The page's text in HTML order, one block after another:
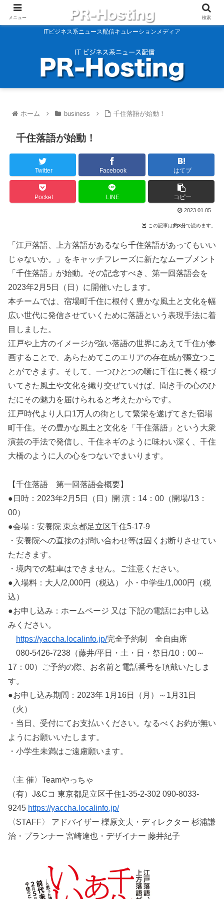
ITビジネス系ニュース配信キュレーションメディア
ホーム business 千住落語が始動！
千住落語が始動！
Twitter Facebook はてブ
Pocket LINE コピー
2023.01.05
この記事は約3分で読めます。
「江戸落語、上方落語があるなら千住落語があってもいい
じゃないか。」をキャッチフレーズに新たなムーブメント
「千住落語」が始動。その記念すべき、第一回落語会を
2023年2月5日（日）に開催いたします。
本チームでは、宿場町千住に根付く豊かな風土と文化を幅
広い世代に発信させていくために落語という表現手法に着
目しました。
江戸や上方のイメージが強い落語の世界にあえて千住が参
画することで、あらためてこのエリアの存在感が際立つこ
とができます。そして、一つひとつの噺に千住に長く根づ
いてきた風土や文化を織り交ぜていけば、聞き手の心のひ
だにその魅力を届けられると考えたからです。
江戸時代より人口1万人の街として繁栄を遂げてきた宿場
町千住。その豊かな風土と文化を「千住落語」という大衆
演芸の手法で発信し、千住ネギのように味わい深く、千住
大橋のように人の心をつないでまいります。
【千住落語 第一回落語会概要】
●日時：2023年2月5日（日）開 演：14：00（開場/13：
00）
●会場：安養院 東京都足立区千住5-17-9
・安養院への直接のお問い合わせ等は固くお断りさせてい
ただきます。
・境内での駐車はできません。ご注意ください。
●入場料：大人/2,000円（税込） 小・中学生/1,000円（税
込）
●お申し込み：ホームページ 又は 下記の電話にお申し込
みください。
https://yaccha.localinfo.jp/完全予約制 全自由席
080-5426-7238（藤井/平日・土・日・祭日/10：00～
17：00）ご予約の際、お名前と電話番号を頂戴いたしま
す。
●お申し込み期間：2023年 1月16日（月）～1月31日
（火）
・当日、受付にてお支払いください。なるべくお釣が無い
ようにお願いいたします。
・小学生未満はご遠慮願います。
〈主 催〉Teamやっちゃ
（有）J&Cコ 東京都足立区千住1-35-2-302 090-8033-
9245 https://yaccha.localinfo.jp/
〈STAFF〉 アドバイザー 櫟原文夫・ディレクター 杉浦謙
治・プランナー 宮崎達也・デザイナー 藤井紀子
メニュー 検索